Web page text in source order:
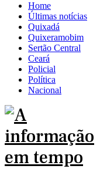
Home
Últimas notícias
Quixadá
Quixeramobim
Sertão Central
Ceará
Policial
Política
Nacional